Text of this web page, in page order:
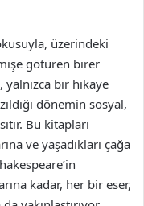
üzerindeki
götüren birer
bir hikaye
dönemin sosyal,
Bu kitapları
ve yaşadıkları çağa
kadar, her bir eser,